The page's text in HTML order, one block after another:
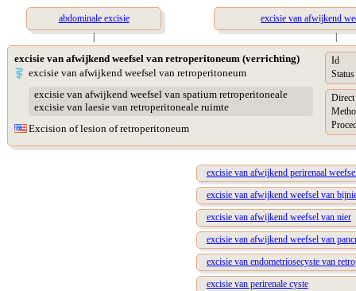
abdominale excisie
excisie van afwijkend
|
|
excisie van afwijkend weefsel van retroperitoneum (verrichting)
excisie van afwijkend weefsel van retroperitoneum
excisie van afwijkend weefsel van spatium retroperitoneale
excisie van laesie van retroperitoneale ruimte
Excision of lesion of retroperitoneum
Id
Status
excisie van afwijkend perirenaal
excisie van afwijkend weefsel van
excisie van afwijkend weefsel van nier
excisie van afwijkend weefsel van
excisie van endometriosecyste van
excisie van perirenale cyste